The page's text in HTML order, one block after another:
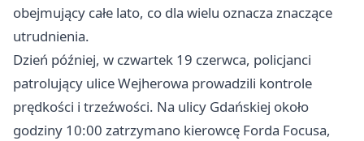
obejmujący całe lato, co dla wielu oznacza znaczące
utrudnienia.
Dzień później, w czwartek 19 czerwca, policjanci
patrolujący ulice Wejherowa prowadzili kontrole
prędkości i trzeźwości. Na ulicy Gdańskiej około
godziny 10:00 zatrzymano kierowcę Forda Focusa,